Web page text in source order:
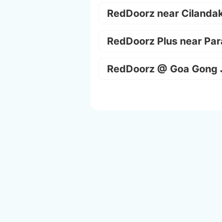
RedDoorz near
RedDoorz Plus near
RedDoorz @ Goa